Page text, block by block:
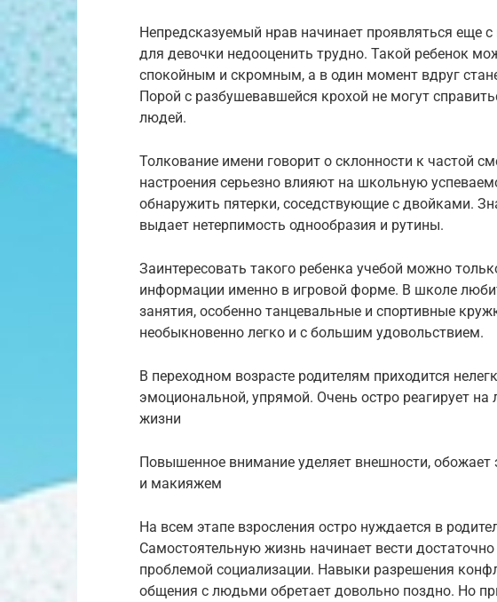
Непредсказуемый нрав начинает проявляться еще
для девочки недооценить трудно. Такой ребенок
спокойным и скромным, а в один момент вдруг
Порой с разбушевавшейся крохой не могут
людей.
Толкование имени говорит о склонности к частой
настроения серьезно влияют на школьную
обнаружить пятерки, соседствующие с двойками.
выдает нетерпимость однообразия и рутины.
Заинтересовать такого ребенка учебой можно
информации именно в игровой форме. В школе
занятия, особенно танцевальные и спортивные
необыкновенно легко и с большим удовольствием.
В переходном возрасте родителям приходится
эмоциональной, упрямой. Очень остро реагирует
жизни
Повышенное внимание уделяет внешности, обожает
и макияжем
На всем этапе взросления остро нуждается в
Самостоятельную жизнь начинает вести
проблемой социализации. Навыки разрешения
общения с людьми обретает довольно поздно. Но